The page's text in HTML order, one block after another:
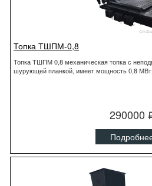
Топка ТШПМ-0,8
Топка ТШПМ 0,8 механическая топка с
шурующей планкой, имеет мощность 0,8 МВт.
290000